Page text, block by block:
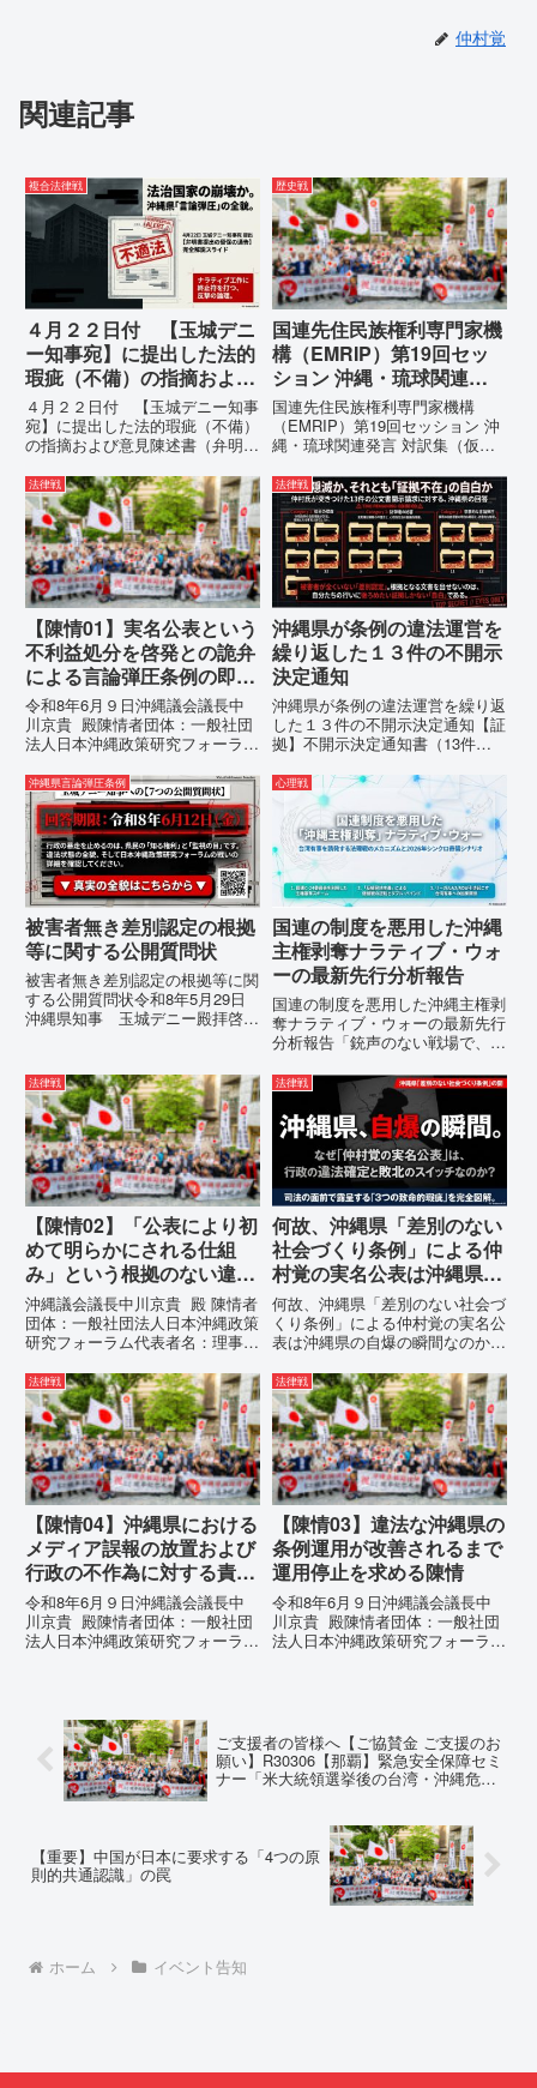
仲村覚
関連記事
複合法律戦
４月２２日付 【玉城デニ
ー知事宛】に提出した法的
瑕疵（不備）の指摘および
意見陳述書（弁明書）提出
の留保の通告
４月２２日付 【玉城デニー知事
宛】に提出した法的瑕疵（不備）
の指摘および意見陳述書（弁明
に、玉城デニー宛に以下の違法状
態の指摘と意見陳述（弁明）留保
の通告を行いました。沖縄県は、
この時は、違法を認めて軌道修正
す...
歴史戦
国連先住民族権利専門家機
構（EMRIP）第19回セッ
ション 沖縄・琉球関連発
言 対訳集（仮訳）
国連先住民族権利専門家機構
（EMRIP）第19回セッション 沖
縄・琉球関連発言 対訳集（仮
（EMRIP）の各会合において行
われた、沖縄・琉球の先住民族指
定、PFAS（有機フッ素化合物）
問題、米軍基地、伝統文化（...
法律戦
【陳情01】実名公表という
不利益処分を啓発との詭弁
による言論弾圧条例の即時
運用停止を求める陳情
令和8年6月９日沖縄議会議長中
川京貴 殿陳情者団体：一般社団
法人日本沖縄政策研究フォーラム
所：沖縄県那覇市電 話：
080- 実名公表という不利益処分
を啓発との詭弁による言論弾圧条
例の即時運用停止を求める陳情
1...
法律戦
沖縄県が条例の違法運営を
繰り返した１３件の不開示
決定通知
沖縄県が条例の違法運営を繰り返
した１３件の不開示決定通知【証
拠】不開示決定通知書（13件）
が請求した「差別認定の根拠」に
対し、県は全て非開示・存否応答
拒否を突きつけました。これは、
彼らが行政手続きの正当性を失
っ...
沖縄県言論弾圧条例
被害者無き差別認定の根拠
等に関する公開質問状
被害者無き差別認定の根拠等に関
する公開質問状令和8年5月29日
沖縄県知事 玉城デニー殿拝啓貴
ます。私は、適正な意見陳述（弁
明）を行うにあたり、沖縄県行政
手続条例第28条で定められた...
心理戦
国連の制度を悪用した沖縄
主権剥奪ナラティブ・ウォ
ーの最新先行分析報告
国連の制度を悪用した沖縄主権剥
奪ナラティブ・ウォーの最新先行
分析報告「銃声のない戦場で、日
いる。」現代の戦争は、ミサイル
が飛来する以前に始まっていま
す。国連という国際的な舞台で、
巧妙な「言説（ナラティブ）」が
法律戦
【陳情02】「公表により初
めて明らかにされる仕組
み」という根拠のない違法
運用の指摘と条例運用の停
止を求める陳情書
沖縄議会議長中川京貴 殿 陳情者
団体：一般社団法人日本沖縄政策
研究フォーラム代表者名：理事
市電 話：080- 「公表により初
めて明らかにされる仕組み」とい
う根拠のない違法運用の指摘と条
例運用の停止を求める陳情...
法律戦
何故、沖縄県「差別のない
社会づくり条例」による仲
村覚の実名公表は沖縄県の
自爆の瞬間なのか？その3
つの理由。
何故、沖縄県「差別のない社会づ
くり条例」による仲村覚の実名公
表は沖縄県の自爆の瞬間なのか？
強行しようとしている「仲村覚の
実名公表」。行政側はこの行為
を、特定の個人を社会的制裁に追
い込むための「仕上げ」だと考え
て...
法律戦
【陳情04】沖縄県における
メディア誤報の放置および
行政の不作為に対する責任
追及と再発防止策を求める
陳情
令和8年6月９日沖縄議会議長中
川京貴 殿陳情者団体：一般社団
法人日本沖縄政策研究フォーラム
ィア誤報の放置および行政の不作
為に対する責任追及と再発防...
法律戦
【陳情03】違法な沖縄県の
条例運用が改善されるまで
運用停止を求める陳情
令和8年6月９日沖縄議会議長中
川京貴 殿陳情者団体：一般社団
法人日本沖縄政策研究フォーラム
の趣旨沖縄県は、「沖縄県...
ご支援者の皆様へ【ご協賛金 ご支援のお
願い】R30306【那覇】緊急安全保障セミ
ナー「米大統領選挙後の台湾・沖縄危
【重要】中国が日本に要求する「4つの原
則的共通認識」の罠
ホーム イベント告知